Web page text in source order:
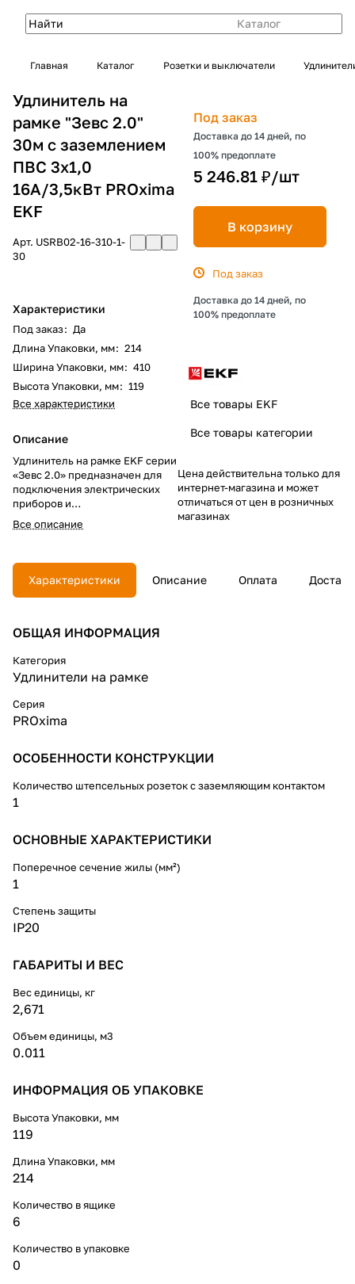
Каталог
Главная Каталог Розетки и выключатели
Удлинитель на
рамке "Зевс 2.0"
30м с заземлением
ПВС 3х1,0
16А/3,5кВт PROxima
EKF
Арт. USRB02-16-310-1-
30
Характеристики
Под заказ: Да
Длина Упаковки, мм: 214
Ширина Упаковки, мм: 410
Высота Упаковки, мм: 119
Все характеристики
Описание
Удлинитель на рамке EKF серии
«Зевс 2.0» предназначен для
подключения электрических
приборов и
электроинструментов, когда
недостаточно стандартной
стационарных розеток.
Благодаря заземлению
обеспечивается защита от
удлинителя становится более
Все описание
Под заказ
Доставка до 14 дней, по
100% предоплате
5 246.81 ₽/шт
В корзину
Под заказ
Доставка до 14 дней, по
100% предоплате
Все товары EKF
Все товары категории
Цена действительна только для
интернет-магазина и может
отличаться от цен в розничных
магазинах
Характеристики Описание Оплата
ОБЩАЯ ИНФОРМАЦИЯ
Категория
Удлинители на рамке
Серия
PROxima
ОСОБЕННОСТИ КОНСТРУКЦИИ
Количество штепсельных розеток с заземляющим контактом
1
ОСНОВНЫЕ ХАРАКТЕРИСТИКИ
Поперечное сечение жилы (мм²)
1
Степень защиты
IP20
ГАБАРИТЫ И ВЕС
Вес единицы, кг
2,671
Объем единицы, м3
0.011
ИНФОРМАЦИЯ ОБ УПАКОВКЕ
Высота Упаковки, мм
119
Длина Упаковки, мм
214
Количество в ящике
6
Количество в упаковке
0